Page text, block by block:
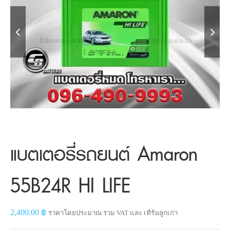
 
แบตเตอรี่รถยนต์ Amaron
55B24R HI LIFE
2,400.00 ฿ ราคาโดยประมาณ รวม VAT และ เทิร์นลูกเก่า